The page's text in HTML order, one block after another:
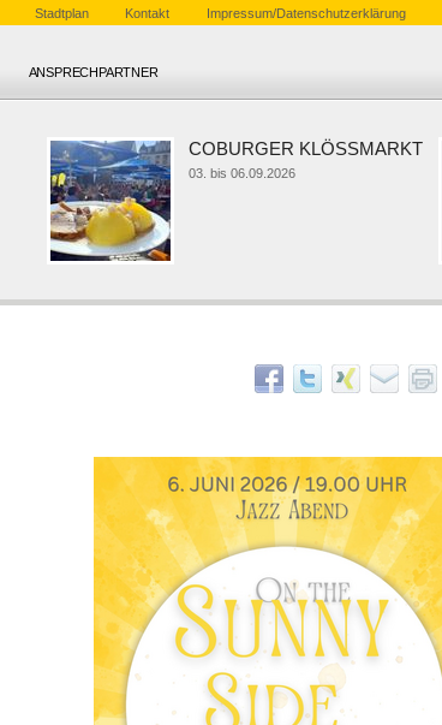
Stadtplan Kontakt Impressum/Datenschutzerklärung
ANSPRECHPARTNER
COBURGER KLÖSSMARKT
03. bis 06.09.2026